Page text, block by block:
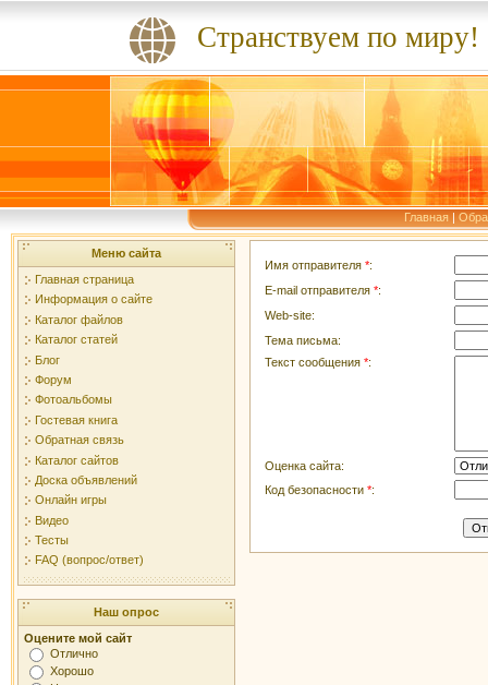
Странствуем по миру!
Главная|
Меню сайта
Главная страница
Информация о сайте
Каталог файлов
Каталог статей
Блог
Форум
Фотоальбомы
Гостевая книга
Обратная связь
Каталог сайтов
Доска объявлений
Онлайн игры
Видео
Тесты
FAQ (вопрос/ответ)
Наш опрос
Оцените мой сайт
Отлично
Хорошо
Имя отправителя *:
E-mail отправителя *:
Web-site:
Тема письма:
Текст сообщения *:
Оценка сайта:
Код безопасности *: